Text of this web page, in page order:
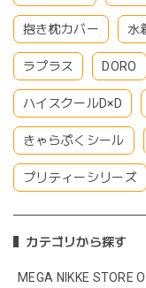
抱き枕カバー 水
ラプラス DORO
ハイスクールD×D
きゃらぷくシール
プリティーシリーズ
カテゴリから探す
MEGA NIKKE STORE